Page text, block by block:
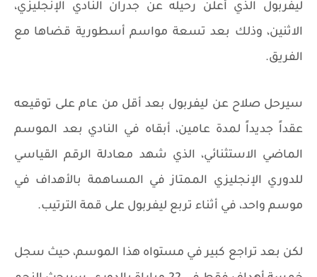
ليفربول الذي أعلن رحيله عن جدران النادي الإنجليزي،
الاثنين، وذلك بعد تسعة مواسم أسطورية قضاها مع
الفريق.
سيرحل صلاح عن ليفربول بعد أقل من عام على توقيعه
عقداً جديداً لمدة عامين، أبقاه في النادي بعد الموسم
الماضي الاستثنائي، الذي شهد معادلة الرقم القياسي
للدوري الإنجليزي الممتاز في المساهمة بالأهداف في
موسم واحد، في أثناء تربع ليفربول على قمة الترتيب.
لكن بعد تراجع كبير في مستواه هذا الموسم، حيث سجل